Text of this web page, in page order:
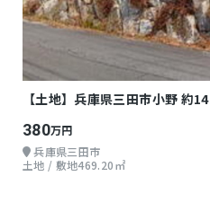
【土地】兵庫県三田市小野 約
380万円
兵庫県三田市
土地 / 敷地469.20㎡